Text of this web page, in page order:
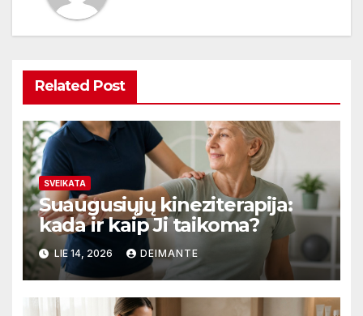
Related Post
SVEIKATA
Suaugusiųjų kineziterapija:
kada ir kaip Ji taikoma?
LIE 14, 2026 DEIMANTE